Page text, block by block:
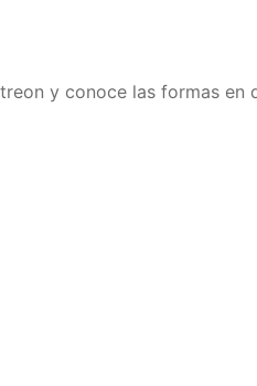
y conoce las formas en